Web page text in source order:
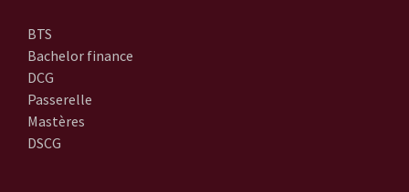
BTS
Bachelor finance
DCG
Passerelle
Mastères
DSCG